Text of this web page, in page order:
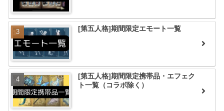
[第五人格]期間限定エモート一覧
[第五人格]期間限定携帯品・エフェク
ト一覧（コラボ除く）